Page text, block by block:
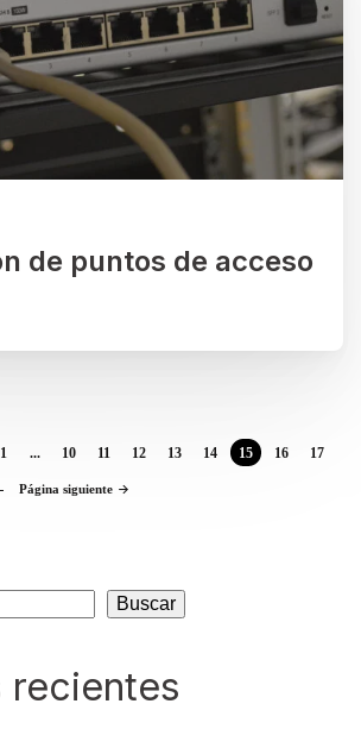
de puntos de acceso
1 ... 10 11 12 13 14 15 16 17
Página siguiente
Buscar
recientes